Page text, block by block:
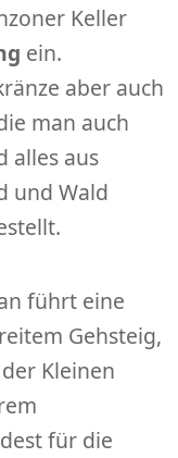
Keller
ein.
aber auch
man auch
alles aus
und Wald
führt eine
Gehsteig,
Kleinen
für die